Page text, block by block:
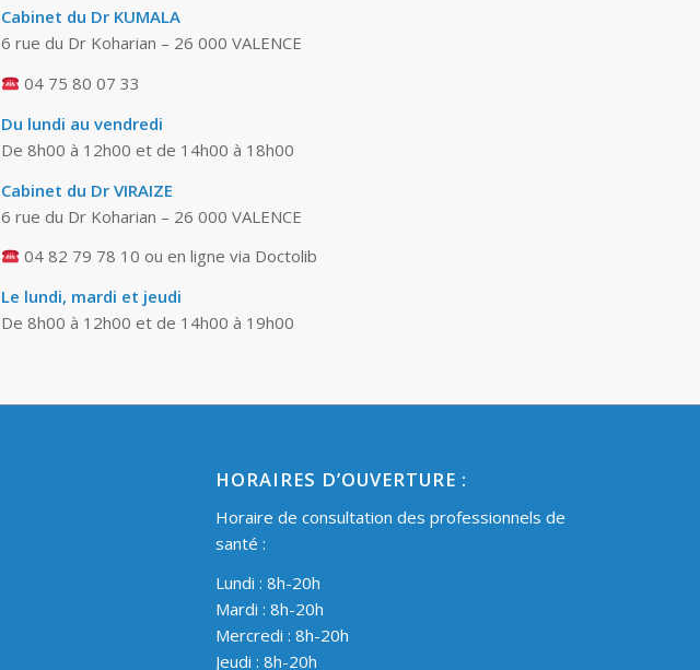
Cabinet du Dr KUMALA
6 rue du Dr Koharian – 26 000 VALENCE
04 75 80 07 33
Du lundi au vendredi
De 8h00 à 12h00 et de 14h00 à 18h00
Cabinet du Dr VIRAIZE
6 rue du Dr Koharian – 26 000 VALENCE
04 82 79 78 10 ou en ligne via Doctolib
Le lundi, mardi et jeudi
De 8h00 à 12h00 et de 14h00 à 19h00
HORAIRES D’OUVERTURE :
Horaire de consultation des professionnels de
santé :
Lundi : 8h-20h
Mardi : 8h-20h
Mercredi : 8h-20h
Jeudi : 8h-20h